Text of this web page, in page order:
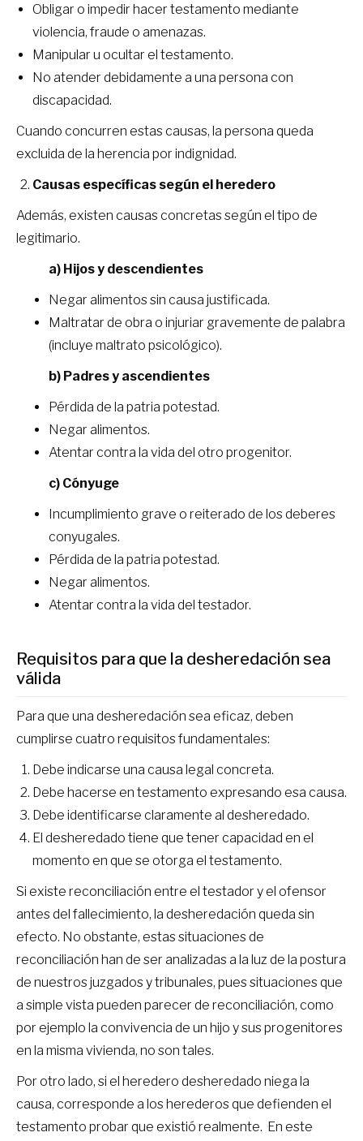
Obligar o impedir hacer testamento mediante
violencia, fraude o amenazas.
Manipular u ocultar el testamento.
No atender debidamente a una persona con
discapacidad.
Cuando concurren estas causas, la persona queda
excluida de la herencia por indignidad.
Causas específicas según el heredero
Además, existen causas concretas según el tipo de
legitimario.
a) Hijos y descendientes
Negar alimentos sin causa justificada.
Maltratar de obra o injuriar gravemente de palabra
(incluye maltrato psicológico).
b) Padres y ascendientes
Pérdida de la patria potestad.
Negar alimentos.
Atentar contra la vida del otro progenitor.
c) Cónyuge
Incumplimiento grave o reiterado de los deberes
conyugales.
Pérdida de la patria potestad.
Negar alimentos.
Atentar contra la vida del testador.
Requisitos para que la desheredación sea
válida
Para que una desheredación sea eficaz, deben
cumplirse cuatro requisitos fundamentales:
Debe indicarse una causa legal concreta.
Debe hacerse en testamento expresando esa causa.
Debe identificarse claramente al desheredado.
El desheredado tiene que tener capacidad en el
momento en que se otorga el testamento.
Si existe reconciliación entre el testador y el ofensor
antes del fallecimiento, la desheredación queda sin
efecto. No obstante, estas situaciones de
reconciliación han de ser analizadas a la luz de la postura
de nuestros juzgados y tribunales, pues situaciones que
a simple vista pueden parecer de reconciliación, como
por ejemplo la convivencia de un hijo y sus progenitores
en la misma vivienda, no son tales.
Por otro lado, si el heredero desheredado niega la
causa, corresponde a los herederos que defienden el
testamento probar que existió realmente. En este